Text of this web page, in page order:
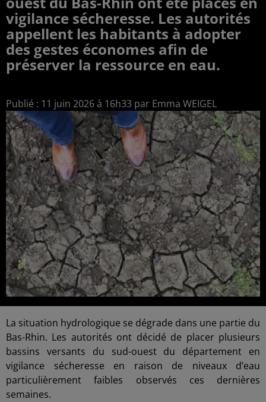
vigilance sécheresse. Les autorités
appellent les habitants à adopter
des gestes économes afin de
préserver la ressource en eau.
Publié : 11 juin 2026 à 16h33 par Emma WEIGEL
La situation hydrologique se dégrade dans une partie du
Bas-Rhin. Les autorités ont décidé de placer plusieurs
bassins versants du sud-ouest du département en
vigilance sécheresse en raison de niveaux d’eau
particulièrement faibles observés ces dernières
semaines.